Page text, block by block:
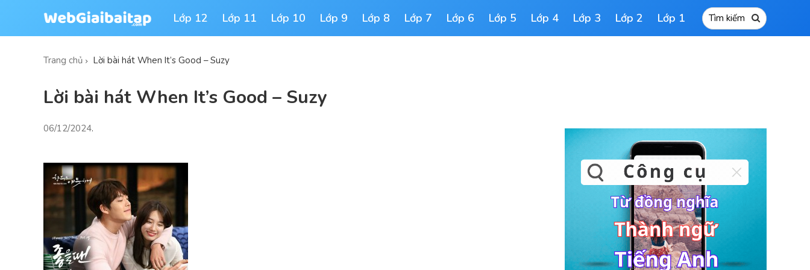
Lớp 12 Lớp 11 Lớp 10 Lớp 9 Lớp 8 Lớp 7 Lớp 6 Lớp 5 Lớp 4 Lớp 3 Lớp 2 Lớp 1
Trang chủ Lời bài hát When It’s Good – Suzy
Lời bài hát When It’s Good – Suzy
06/12/2024.